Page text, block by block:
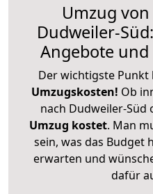
Umzug
Dudweiler-
Angebote und
Der wichtigste Punkt
Umzugskosten! Ob
nach Dudweiler-Süd
Umzug kostet. Man
sein, was das Budget
erwarten und
dafür